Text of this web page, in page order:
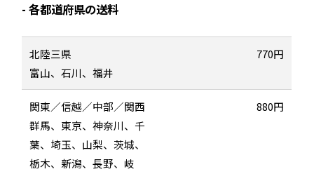
各都道府県の送料
北陸三県
富山、石川、福井
770円
関東／信越／中部／関西
群馬、東京、神奈川、千
葉、埼玉、山梨、茨城、
栃木、新潟、長野、岐
880円